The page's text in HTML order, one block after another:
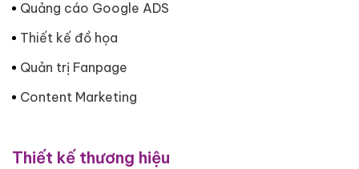
Quảng cáo Google ADS
Thiết kế đồ họa
Quản trị Fanpage
Content Marketing
Thiết kế thương hiệu